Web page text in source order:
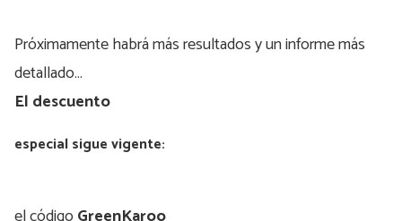
Próximamente habrá más resultados y un informe más
detallado…
El descuento
especial sigue vigente: